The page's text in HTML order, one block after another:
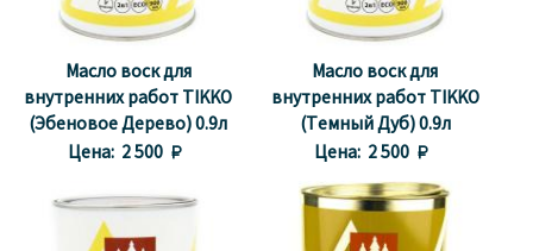
Масло воск для
внутренних работ TIKKO
(Эбеновое Дерево) 0.9л
Цена: 2 500 
Масло воск для
внутренних работ TIKKO
(Темный Дуб) 0.9л
Цена: 2 500 